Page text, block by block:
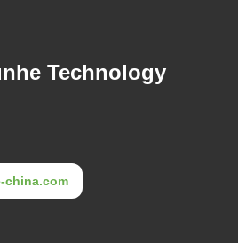
Technology
china.com